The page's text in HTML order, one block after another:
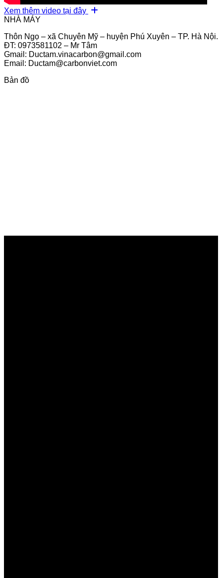
Xem thêm video tại đây
NHÀ MÁY
Thôn Ngọ – xã Chuyên Mỹ – huyện Phú Xuyên – TP. Hà Nội.
ĐT: 0973581102 – Mr Tâm
Gmail: Ductam.vinacarbon@gmail.com
Email: Ductam@carbonviet.com
Bản đồ